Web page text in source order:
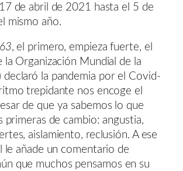
de abril de 2021 hasta el 5 de
mismo año.
, el primero, empieza fuerte, el
la Organización Mundial de la
declaró la pandemia por el Covid-
trepidante nos encoge el
de que ya sabemos lo que
primeras de cambio: angustia,
aislamiento, reclusión. A ese
le añade un comentario de
que muchos pensamos en su